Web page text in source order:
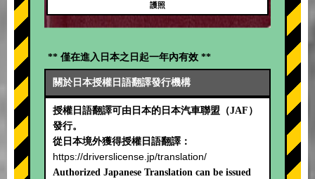
護照
** 僅在進入日本之日起一年內有效 **
關於日本授權日語翻譯發行機構
授權日語翻譯可由日本的日本汽車聯盟（JAF）
發行。
從日本境外獲得授權日語翻譯：
https://driverslicense.jp/translation/
Authorized Japanese Translation can be issued